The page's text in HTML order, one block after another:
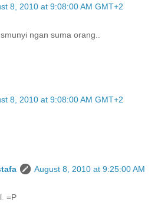
8, 2010 at 9:08:00 AM GMT+2
ngan suma orang..
8, 2010 at 9:08:00 AM GMT+2
August 8, 2010 at 9:25:00 AM
=P